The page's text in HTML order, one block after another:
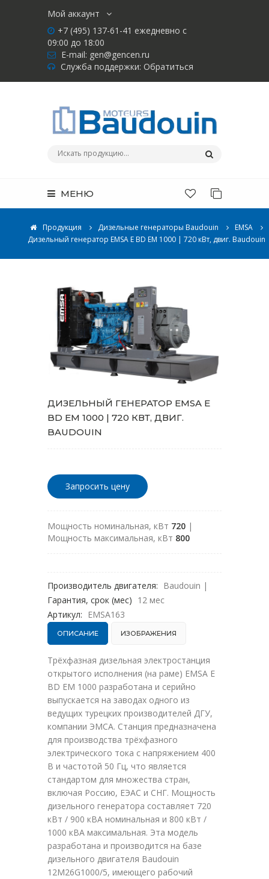
Мой аккаунт
+7 (495) 137-61-41 ежедневно с
09:00 до 18:00
E-mail: gen@gencen.ru
Служба поддержки: Обратиться
МЕНЮ
Продукция Дизельные генераторы Baudouin
EMSA
Дизельный генератор EMSA E BD EM 1000 | 720 кВт, двиг. Baudouin
ДИЗЕЛЬНЫЙ ГЕНЕРАТОР EMSA E
BD EM 1000 | 720 КВТ, ДВИГ.
BAUDOUIN
Запросить цену
Мощность номинальная, кВт 720 |
Мощность максимальная, кВт 800
Производитель двигателя: Baudouin |
Гарантия, срок (мес) 12 мес
Артикул:
EMSA163
ОПИСАНИЕ ИЗОБРАЖЕНИЯ
Трёхфазная дизельная электростанция
открытого исполнения (на раме) EMSA E
BD EM 1000 разработана и серийно
выпускается на заводах одного из
ведущих турецких производителей ДГУ,
компании ЭМСА. Станция предназначена
для производства трёхфазного
электрического тока с напряжением 400
В и частотой 50 Гц, что является
стандартом для множества стран,
включая Россию, ЕЭАС и СНГ. Мощность
дизельного генератора составляет 720
кВт / 900 кВА номинальная и 800 кВт /
1000 кВА максимальная. Эта модель
разработана и производится на базе
дизельного двигателя Baudouin
12M26G1000/5, имеющего рабочий